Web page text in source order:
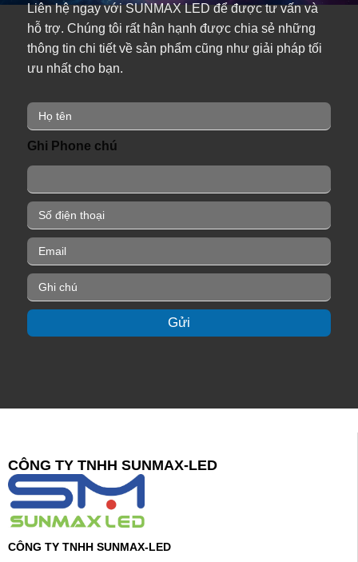
Liên hệ ngay với SUNMAX LED để được tư vấn và
hỗ trợ. Chúng tôi rất hân hạnh được chia sẻ những
thông tin chi tiết về sản phẩm cũng như giải pháp tối
ưu nhất cho bạn.
H
ọ
t
ê
n
Ghi Phone chú
P
h
o
e
E
m
a
l
G
h
i
h
Gửi
CÔNG TY TNHH SUNMAX-LED
CÔNG TY TNHH SUNMAX-LED